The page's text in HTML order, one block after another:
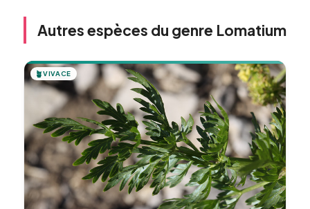
Autres espèces du genre Lomatium
🪴VIVACE